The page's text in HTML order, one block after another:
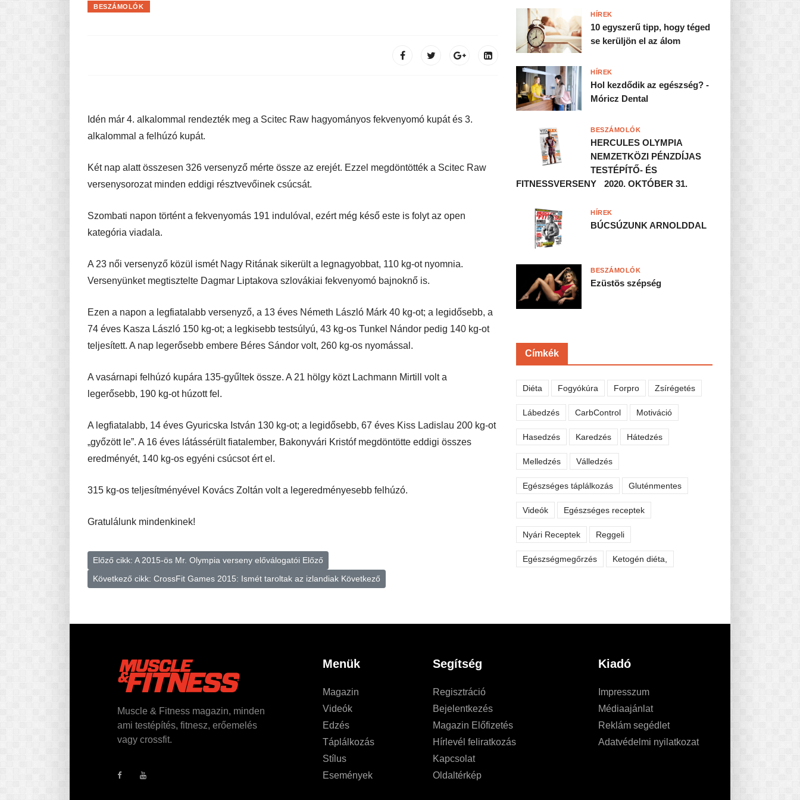
BESZÁMOLÓK
Idén már 4. alkalommal rendezték meg a Scitec Raw hagyományos fekvenyomó kupát és 3.
alkalommal a felhúzó kupát.
Két nap alatt összesen 326 versenyző mérte össze az erejét. Ezzel megdöntötték a Scitec Raw
versenysorozat minden eddigi résztvevőinek csúcsát.
Szombati napon történt a fekvenyomás 191 indulóval, ezért még késő este is folyt az open
kategória viadala.
A 23 női versenyző közül ismét Nagy Ritának sikerült a legnagyobbat, 110 kg-ot nyomnia.
Versenyünket megtisztelte Dagmar Liptakova szlovákiai fekvenyomó bajnoknő is.
Ezen a napon a legfiatalabb versenyző, a 13 éves Németh László Márk 40 kg-ot; a legidősebb, a
74 éves Kasza László 150 kg-ot; a legkisebb testsúlyú, 43 kg-os Tunkel Nándor pedig 140 kg-ot
teljesített. A nap legerősebb embere Béres Sándor volt, 260 kg-os nyomással.
A vasárnapi felhúzó kupára 135-gyűltek össze. A 21 hölgy közt Lachmann Mirtill volt a
legerősebb, 190 kg-ot húzott fel.
A legfiatalabb, 14 éves Gyuricska István 130 kg-ot; a legidősebb, 67 éves Kiss Ladislau 200 kg-ot
„győzött le”. A 16 éves látássérült fiatalember, Bakonyvári Kristóf megdöntötte eddigi összes
eredményét, 140 kg-os egyéni csúcsot ért el.
315 kg-os teljesítményével Kovács Zoltán volt a legeredményesebb felhúzó.
Gratulálunk mindenkinek!
Előző cikk: A 2015-ös Mr. Olympia verseny előválogatói Előző
Következő cikk: CrossFit Games 2015: Ismét taroltak az izlandiak Következő
10 egyszerű tipp, hogy téged
se kerüljön el az álom
HÍREK
Hol kezdődik az egészség? -
Móricz Dental
HÍREK
HERCULES OLYMPIA
NEMZETKÖZI PÉNZDÍJAS
TESTÉPÍTŐ- ÉS
FITNESSVERSENY 2020. OKTÓBER 31.
BESZÁMOLÓK
BÚCSÚZUNK ARNOLDDAL
HÍREK
Ezüstös szépség
BESZÁMOLÓK
Címkék
Diéta Fogyókúra Forpro Zsírégetés
Lábedzés CarbControl Motiváció
Hasedzés Karedzés Hátedzés
Melledzés Válledzés
Egészséges táplálkozás Gluténmentes
Videók Egészséges receptek
Nyári Receptek Reggeli
Egészségmegőrzés Ketogén diéta,
Muscle & Fitness magazin, minden
ami testépítés, fitnesz, erőemelés
vagy crossfit.
Menük
Magazin
Videók
Edzés
Táplálkozás
Stílus
Események
Segítség
Regisztráció
Bejelentkezés
Magazin Előfizetés
Hírlevél feliratkozás
Kapcsolat
Oldaltérkép
Kiadó
Impresszum
Médiaajánlat
Reklám segédlet
Adatvédelmi nyilatkozat